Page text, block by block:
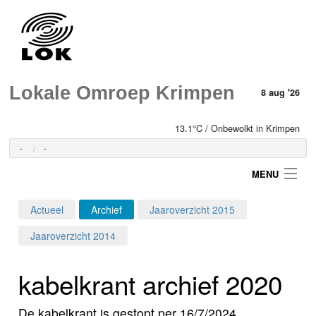
Lokale Omroep Krimpen 8 aug '26
13.1°C / Onbewolkt in Krimpen
- -
MENU
Programma's
Actueel Archief
Jaaroverzicht 2015
Jaaroverzicht 2014
kabelkrant archief 2020